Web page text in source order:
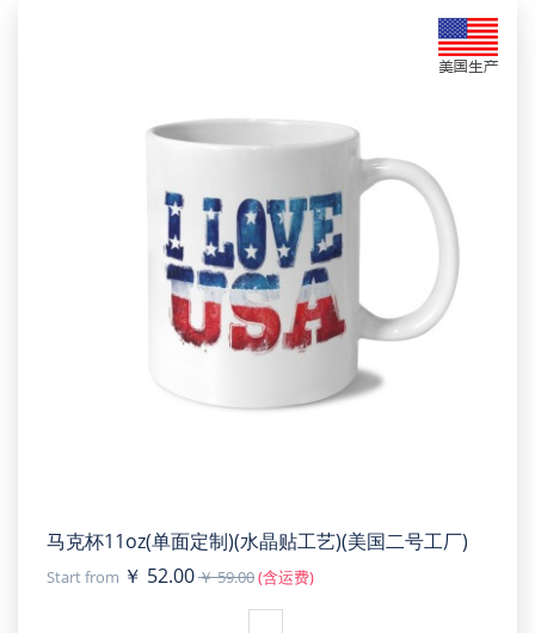
马克杯11oz(单面定制)(水晶贴工艺)(美国二号工厂)
Start from ￥ 52.00￥ 59.00(含运费)